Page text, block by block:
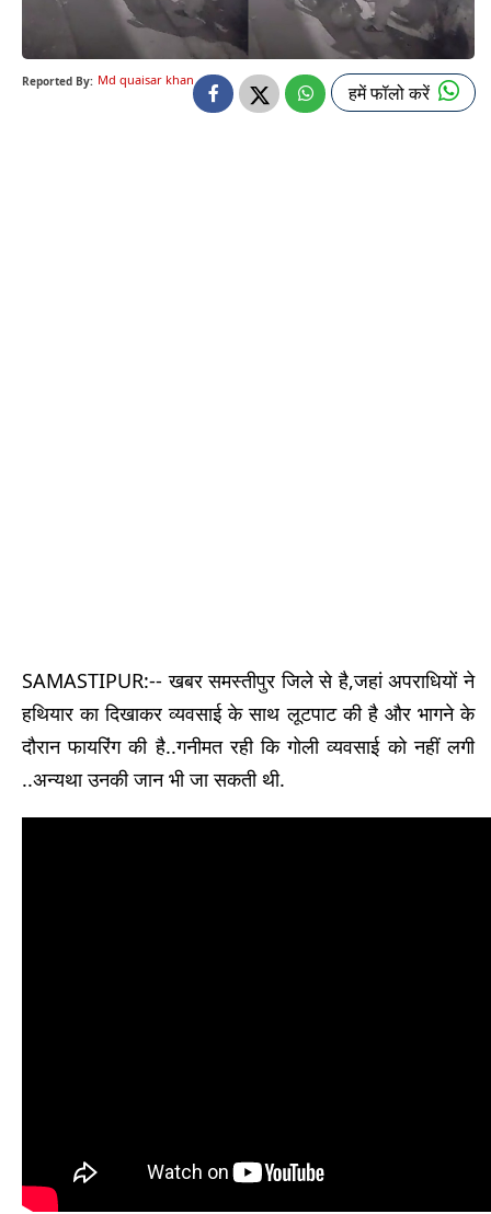
Reported By: Md quaisar khan
हमें फॉलो करें
SAMASTIPUR:-- खबर समस्तीपुर जिले से है,जहां अपराधियों ने
हथियार का दिखाकर व्यवसाई के साथ लूटपाट की है और भागने के
दौरान फायरिंग की है..गनीमत रही कि गोली व्यवसाई को नहीं लगी
..अन्यथा उनकी जान भी जा सकती थी.